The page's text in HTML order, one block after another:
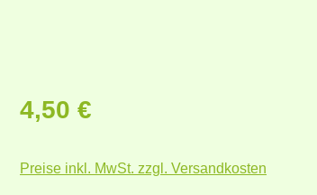
Regulärer Preis:
4,50 €
Preise inkl. MwSt. zzgl. Versandkosten